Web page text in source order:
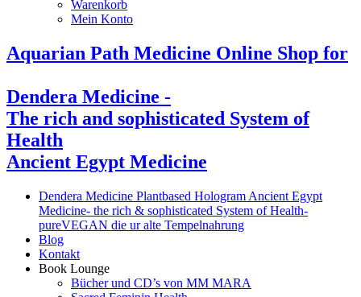
Warenkorb
Mein Konto
Aquarian Path Medicine Online Shop for
Dendera Medicine -
The rich and sophisticated System of
Health
Ancient Egypt Medicine
Dendera Medicine Plantbased Hologram Ancient Egypt
Medicine- the rich & sophisticated System of Health-
pureVEGAN die ur alte Tempelnahrung
Blog
Kontakt
Book Lounge
Bücher und CD’s von MM MARA